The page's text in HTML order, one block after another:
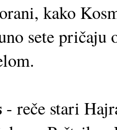
kako
sete
- reče stari